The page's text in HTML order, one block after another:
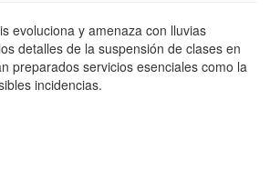
evoluciona y amenaza con lluvias
detalles de la suspensión de clases en
preparados servicios esenciales como la
incidencias.